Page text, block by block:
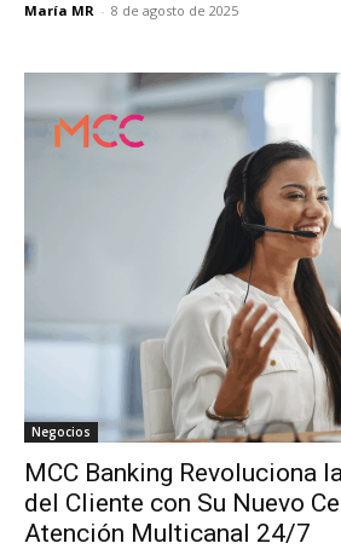
María MR - 8 de agosto de 2025
Negocios
MCC Banking Revoluciona
del Cliente con Su Nuevo
Atención Multicanal 24/7